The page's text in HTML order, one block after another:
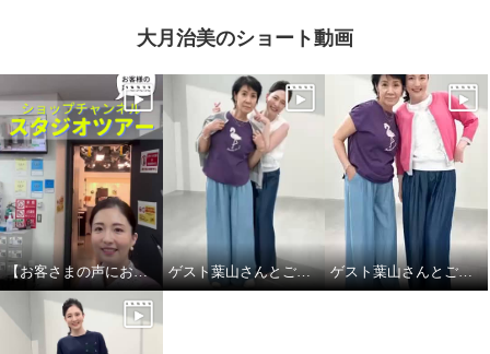
大月治美のショート動画
【お客さまの声にお応え】ショップチャンネル スタジオツアーby大月キャスト ゲスト葉山さんとご一緒しました! Part.2 ゲスト葉山さんとご一緒しました！